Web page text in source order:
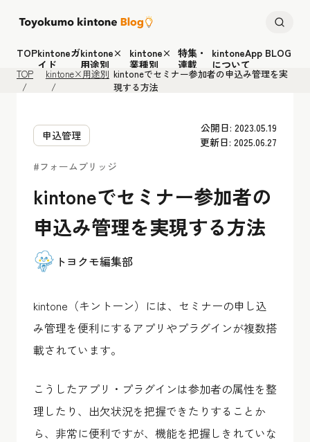
TOPkintoneガ
イド
kintone×
用途別
kintone×
業種別
特集・
連載
kintoneApp BLOG
について
TOP kintone×用途別 kintoneでセミナー参加者の申込み管理を実
現する方法
申込管理
公開日: 2023.05.19
更新日: 2025.06.27
#フォームブリッジ
kintoneでセミナー参加者の
申込み管理を実現する方法
トヨクモ編集部
kintone（キントーン）には、セミナーの申し込
み管理を便利にするアプリやプラグインが複数搭
載されています。
こうしたアプリ・プラグインは参加者の属性を整
理したり、出欠状況を把握できたりすることか
ら、非常に便利ですが、機能を把握しきれていな